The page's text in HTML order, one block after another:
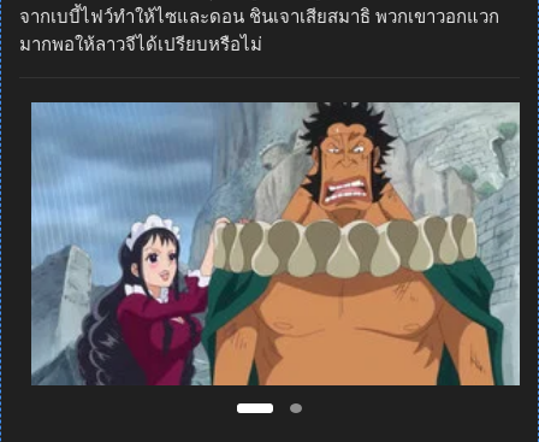
จากเบบี้ไฟว์ทำให้ไซและดอน ชินเจาเสียสมาธิ พวกเขาวอกแวก
มากพอให้ลาวจีได้เปรียบหรือไม่